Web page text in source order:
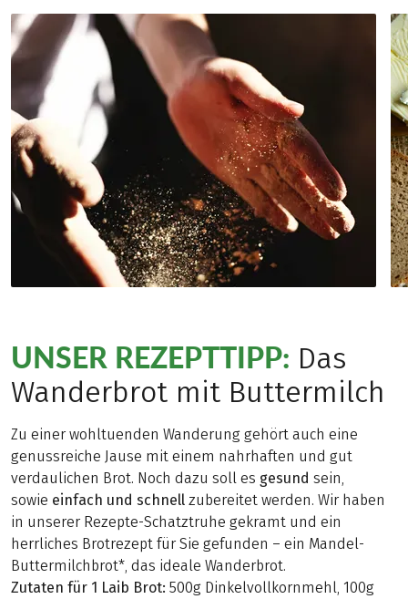
UNSER REZEPTTIPP: Das
Wanderbrot mit Buttermilch
Zu einer wohltuenden Wanderung gehört auch eine
genussreiche Jause mit einem nahrhaften und gut
verdaulichen Brot. Noch dazu soll es gesund sein,
sowie einfach und schnell zubereitet werden. Wir haben
in unserer Rezepte-Schatztruhe gekramt und ein
herrliches Brotrezept für Sie gefunden – ein Mandel-
Buttermilchbrot*, das ideale Wanderbrot.
Zutaten für 1 Laib Brot: 500g Dinkelvollkornmehl, 100g